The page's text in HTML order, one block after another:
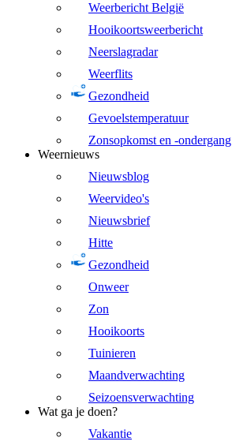
Weerbericht België
Hooikoortsweerbericht
Neerslagradar
Weerflits
Gezondheid
Gevoelstemperatuur
Zonsopkomst en -ondergang
Weernieuws
Nieuwsblog
Weervideo's
Nieuwsbrief
Hitte
Gezondheid
Onweer
Zon
Hooikoorts
Tuinieren
Maandverwachting
Seizoensverwachting
Wat ga je doen?
Vakantie